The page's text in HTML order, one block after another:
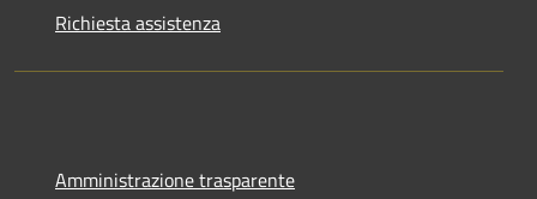
Richiesta assistenza
Amministrazione trasparente